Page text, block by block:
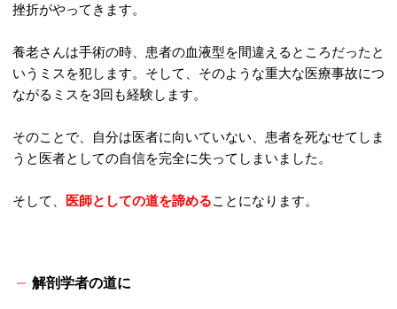
挫折がやってきます。
養老さんは手術の時、患者の血液型を間違えるところだったと
いうミスを犯します。そして、そのような重大な医療事故につ
ながるミスを3回も経験します。
そのことで、自分は医者に向いていない、患者を死なせてしま
うと医者としての自信を完全に失ってしまいました。
そして、 医師としての道を諦めることになります。
解剖学者の道に